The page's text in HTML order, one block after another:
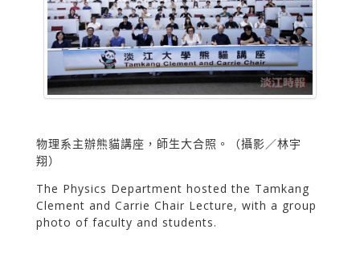
物理系主辦熊貓講座，師生大合照。（攝影／林宇
翔）
The Physics Department hosted the Tamkang
Clement and Carrie Chair Lecture, with a group
photo of faculty and students.